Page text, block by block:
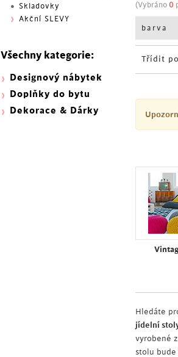
(Vybráno 0
barva
Třídit
Hledáte
jídelní
vyrobené
stolu
Skladovky
Akční SLEVY
Všechny kategorie:
Designový nábytek
Doplňky do bytu
Dekorace & Dárky